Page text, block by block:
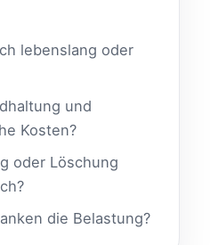
lebenslang oder
und
Kosten?
oder Löschung
die Belastung?